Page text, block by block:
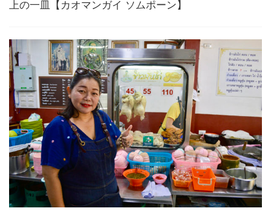
上の一皿【カオマンガイ ソムポーン】